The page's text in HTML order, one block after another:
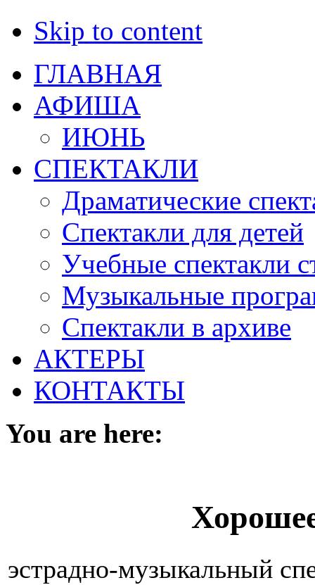
Skip to content
ГЛАВНАЯ
АФИША
ИЮНЬ
СПЕКТАКЛИ
Драматические
Спектакли для детей
Учебные спектакли
Музыкальные
Спектакли в архиве
АКТЕРЫ
КОНТАКТЫ
You are here:
эстрадно-музыкальный